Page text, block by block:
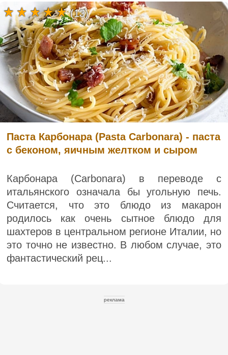
Паста Карбонара (Pasta Carbonara) - паста
с беконом, яичным желтком и сыром
Карбонара (Carbonara) в переводе с
итальянского означала бы угольную печь.
Считается, что это блюдо из макарон
родилось как очень сытное блюдо для
шахтеров в центральном регионе Италии, но
это точно не известно. В любом случае, это
фантастический рец...
(13)
реклама